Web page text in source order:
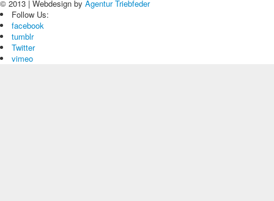
© 2013 | Webdesign by Agentur Triebfeder
Follow Us:
facebook
tumblr
Twitter
vimeo